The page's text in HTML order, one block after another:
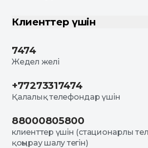
Клиенттер үшін
7474
Жедел желі
+77273317474
Қалалық телефондар үшін
88000805800
клиенттер үшін (стационарлы
қоңырау шалу тегін)